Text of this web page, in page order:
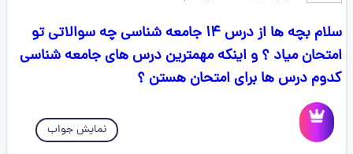
سلام بچه ها از درس ۱۴ جامعه شناسی چه سوالاتی تو
امتحان میاد ؟ و اینکه مهمترین درس های جامعه شناسی
کدوم درس ها برای امتحان هستن ؟
نمایش جواب